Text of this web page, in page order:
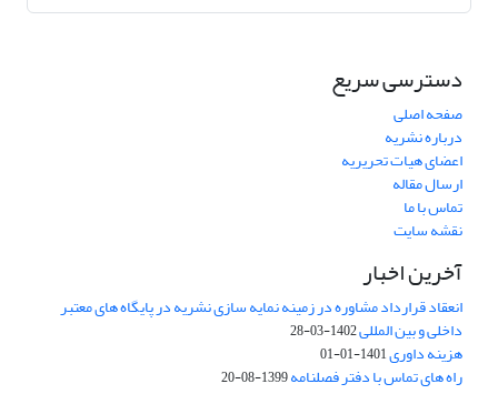
دسترسی سریع
صفحه اصلی
درباره نشریه
اعضای هیات تحریریه
ارسال مقاله
تماس با ما
نقشه سایت
آخرین اخبار
انعقاد قرارداد مشاوره در زمینه نمایه سازی نشریه در پایگاه های معتبر
داخلی و بین المللی1402-03-28
هزینه داوری1401-01-01
راه های تماس با دفتر فصلنامه1399-08-20